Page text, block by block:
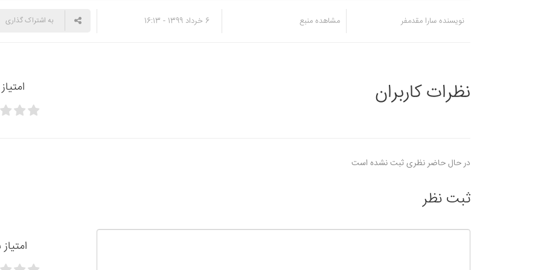
نویسنده سارا مقدمفر مشاهده منبع 6 خرداد 1399 - 16:13 به اشتراک گذاری
نظرات کاربران
در حال حاضر نظری ثبت نشده است
ثبت نظر